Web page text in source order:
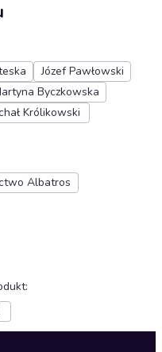
Józef Pawłowski
Byczkowska
Królikowski
Albatros
: